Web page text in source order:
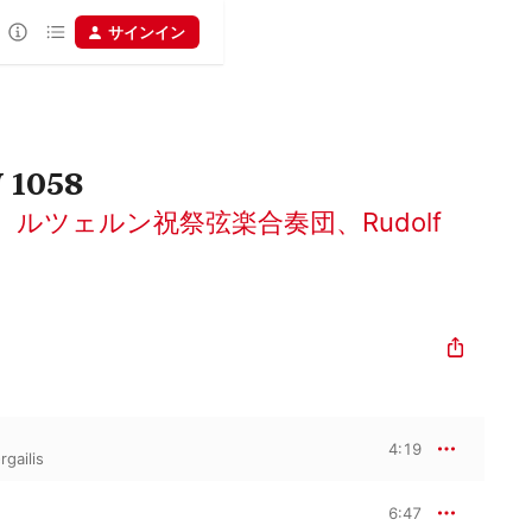
サインイン
1058
ルツェルン祝祭弦楽合奏団 、 Rudolf
4:19
6:47